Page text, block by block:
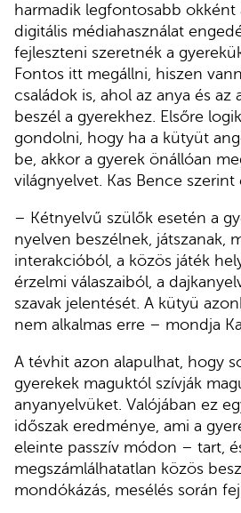
harmadik legfontosabb okként
digitális médiahasználat
fejleszteni szeretnék a
Fontos itt megállni, hiszen
családok is, ahol az anya és az
beszél a gyerekhez. Elsőre
gondolni, hogy ha a kütyüt
be, akkor a gyerek önállóan
világnyelvet. Kas Bence szerint
– Kétnyelvű szülők esetén a
nyelven beszélnek, játszanak,
interakcióból, a közös játék
érzelmi válaszaiból, a
szavak jelentését. A kütyü
nem alkalmas erre – mondja
A tévhit azon alapulhat, hogy
gyerekek maguktól szívják
anyanyelvüket. Valójában ez
időszak eredménye, ami a
eleinte passzív módon – tart,
megszámlálhatatlan közös
mondókázás, mesélés során